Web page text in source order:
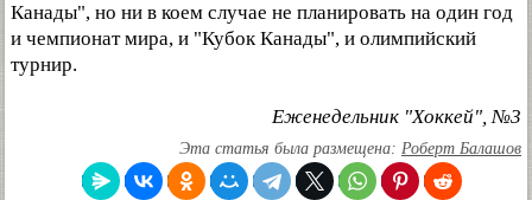
Канады", но ни в коем случае не планировать на один год
и чемпионат мира, и "Кубок Канады", и олимпийский
турнир.
Еженедельник "Хоккей", №3
Эта статья была размещена: Роберт Балашов